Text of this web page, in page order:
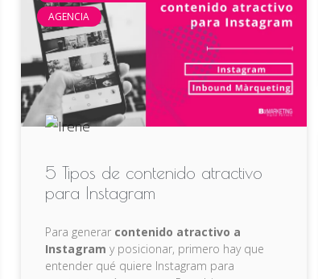
AGENCIA
5 Tipos de contenido atractivo
para Instagram
Para generar contenido atractivo a
Instagram y posicionar, primero hay que
entender qué quiere Instagram para